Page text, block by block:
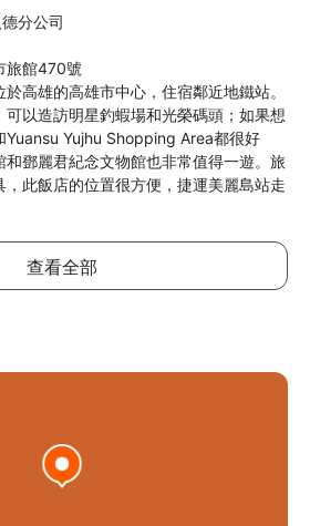
分公司
旅館470號
高雄的高雄市中心，住宿鄰近地鐵站。
以造訪明星釣蝦場和光榮碼頭；如果想
Yuansu Yujhu Shopping Area都很好
鄧麗君紀念文物館也非常值得一遊。旅
此飯店的位置很方便，捷運美麗島站走
查看全部